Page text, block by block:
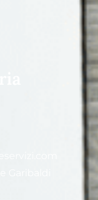
Garibaldi